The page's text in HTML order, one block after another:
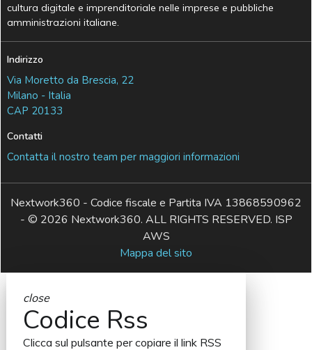
cultura digitale e imprenditoriale nelle imprese e pubbliche
amministrazioni italiane.
Indirizzo
Via Moretto da Brescia, 22
Milano - Italia
CAP 20133
Contatti
Contatta il nostro team per maggiori informazioni
Nextwork360 - Codice fiscale e Partita IVA 13868590962
- © 2026 Nextwork360. ALL RIGHTS RESERVED. ISP
AWS
Mappa del sito
close
Codice Rss
Clicca sul pulsante per copiare il link RSS